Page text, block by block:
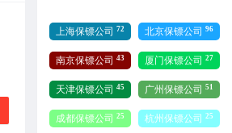
上海保镖公司 72 北京保镖公司 96
南京保镖公司 43 厦门保镖公司 27
天津保镖公司 45 广州保镖公司 51
成都保镖公司 25 杭州保镖公司 25